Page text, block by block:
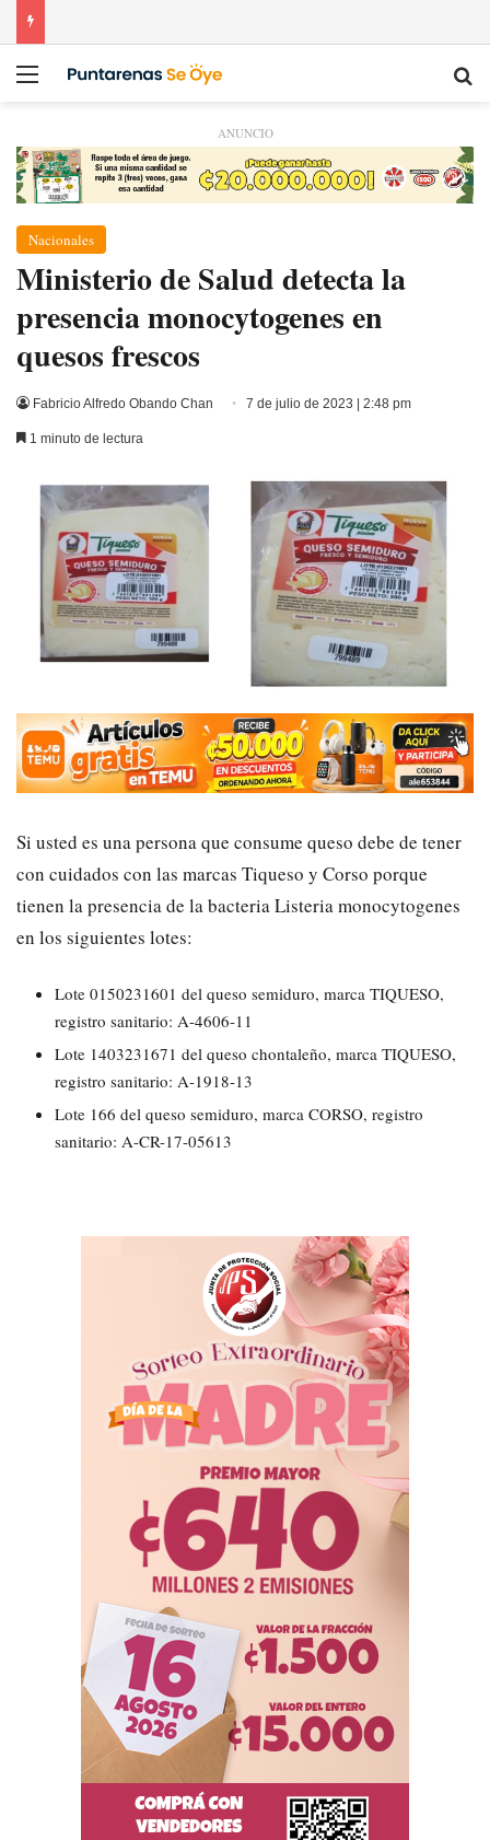
Menú
ANUNCIO
Nacionales
Ministerio de Salud detecta la
presencia monocytogenes en
quesos frescos
Fabricio Alfredo Obando Chan 7 de julio de 2023 | 2:48 pm
1 minuto de lectura
Si usted es una persona que consume queso debe de tener
con cuidados con las marcas Tiqueso y Corso porque
tienen la presencia de la bacteria Listeria monocytogenes
en los siguientes lotes:
Lote 0150231601 del queso semiduro, marca TIQUESO,
registro sanitario: A-4606-11
Lote 1403231671 del queso chontaleño, marca TIQUESO,
registro sanitario: A-1918-13
Lote 166 del queso semiduro, marca CORSO, registro
sanitario: A-CR-17-05613